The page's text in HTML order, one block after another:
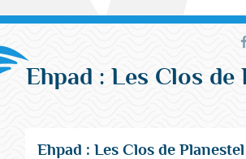
Ehpad : Les Clos de
Ehpad : Les Clos de Planestel